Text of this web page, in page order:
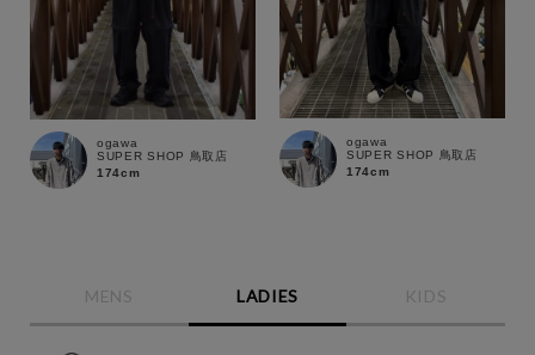
ogawa
SUPER SHOP 鳥取店
174cm
ogawa
SUPER SHOP 鳥取店
174cm
MENS LADIES KIDS